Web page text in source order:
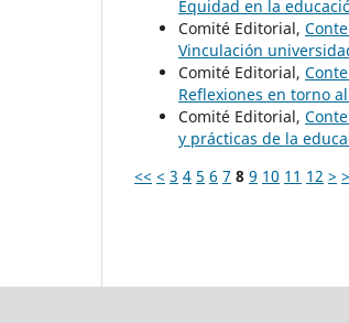
Equidad en la
Comité Editorial,
Vinculación
Comité Editorial,
Reflexiones en torno
Comité Editorial,
y prácticas de la
<< < 3 4 5 6 7 8 9 10 11 12 >